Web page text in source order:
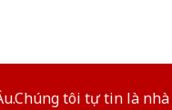
tôi tự tin là